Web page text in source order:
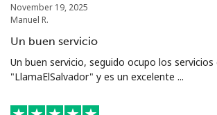
November 19, 2025
Manuel R.
Un buen servicio
Un buen servicio, seguido ocupo los servicios
"LlamaElSalvador" y es un excelente ...